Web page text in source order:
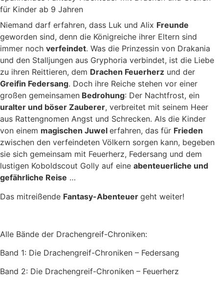
für Kinder ab 9 Jahren
Niemand darf erfahren, dass Luk und Alix Freunde
geworden sind, denn die Königreiche ihrer Eltern sind
immer noch verfeindet. Was die Prinzessin von Drakania
und den Stalljungen aus Gryphoria verbindet, ist die Liebe
zu ihren Reittieren, dem Drachen Feuerherz und der
Greifin Federsang. Doch ihre Reiche stehen vor einer
großen gemeinsamen Bedrohung: Der Nachtfrost, ein
uralter und böser Zauberer, verbreitet mit seinem Heer
aus Rattengnomen Angst und Schrecken. Als die Kinder
von einem magischen Juwel erfahren, das für Frieden
zwischen den verfeindeten Völkern sorgen kann, begeben
sie sich gemeinsam mit Feuerherz, Federsang und dem
lustigen Koboldscout Golly auf eine abenteuerliche und
gefährliche Reise …
Das mitreißende Fantasy-Abenteuer geht weiter!
Alle Bände der Drachengreif-Chroniken:
Band 1: Die Drachengreif-Chroniken – Federsang
Band 2: Die Drachengreif-Chroniken – Feuerherz